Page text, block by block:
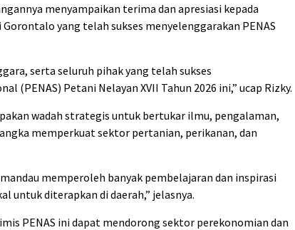
menyampaikan terima dan apresiasi kepada
yang telah sukses menyelenggarakan PENAS
serta seluruh pihak yang telah sukses
(PENAS) Petani Nelayan XVII Tahun 2026 ini,” ucap Rizky.
wadah strategis untuk bertukar ilmu, pengalaman,
memperkuat sektor pertanian, perikanan, dan
memperoleh banyak pembelajaran dan inspirasi
untuk diterapkan di daerah,” jelasnya.
PENAS ini dapat mendorong sektor perekonomian dan